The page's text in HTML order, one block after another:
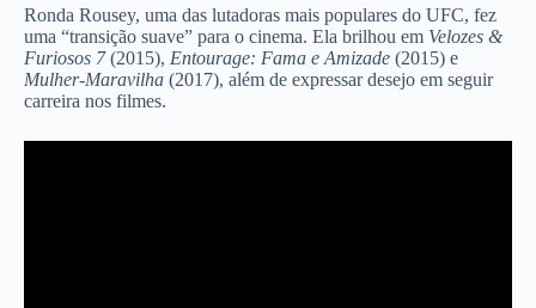
Ronda Rousey, uma das lutadoras mais populares do UFC, fez
uma “transição suave” para o cinema. Ela brilhou em Velozes &
Furiosos 7(2015), Entourage: Fama e Amizade (2015) e
Mulher-Maravilha (2017), além de expressar desejo em seguir
carreira nos filmes.